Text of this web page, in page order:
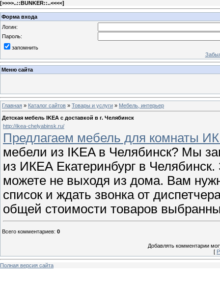
[>>>>..::BUNKER::..<<<<]
Форма входа
Логин:
Пароль:
запомнить
Меню сайта
Главная » Каталог сайтов » Товары и услуги » Мебель, интерьер
Детская мебель IKEA с доставкой в г. Челябинск
http://ikea-chelyabinsk.ru/
Предлагаем мебель для комнаты
мебели из IKEA в Челябинск? Мы
из ИКЕА Екатеринбург в
можете не выходя из дома. Вам
список и ждать звонка от
общей стоимости товаров
Всего комментариев: 0
Добавлять комментарии
[
Полная версия сайта